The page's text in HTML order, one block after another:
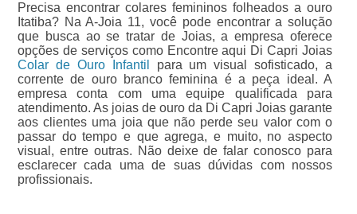
Precisa encontrar colares femininos folheados a ouro
Itatiba? Na A-Joia 11, você pode encontrar a solução
que busca ao se tratar de Joias, a empresa oferece
opções de serviços como Encontre aqui Di Capri Joias
Colar de Ouro Infantil
para um visual sofisticado, a
corrente de ouro branco feminina é a peça ideal. A
empresa conta com uma equipe qualificada para
atendimento. As joias de ouro da Di Capri Joias garante
aos clientes uma joia que não perde seu valor com o
passar do tempo e que agrega, e muito, no aspecto
visual, entre outras. Não deixe de falar conosco para
esclarecer cada uma de suas dúvidas com nossos
profissionais.